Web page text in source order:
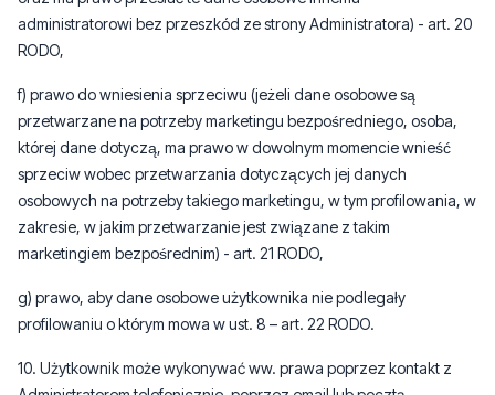
administratorowi bez przeszkód ze strony Administratora) - art. 20
RODO,
f) prawo do wniesienia sprzeciwu (jeżeli dane osobowe są
przetwarzane na potrzeby marketingu bezpośredniego, osoba,
której dane dotyczą, ma prawo w dowolnym momencie wnieść
sprzeciw wobec przetwarzania dotyczących jej danych
osobowych na potrzeby takiego marketingu, w tym profilowania, w
zakresie, w jakim przetwarzanie jest związane z takim
marketingiem bezpośrednim) - art. 21 RODO,
g) prawo, aby dane osobowe użytkownika nie podlegały
profilowaniu o którym mowa w ust. 8 – art. 22 RODO.
10. Użytkownik może wykonywać ww. prawa poprzez kontakt z